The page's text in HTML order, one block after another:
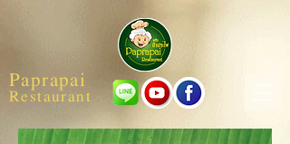
Paprapai
Restaurant